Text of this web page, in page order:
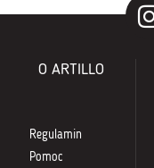
O ARTILLO
Regulamin
Pomoc